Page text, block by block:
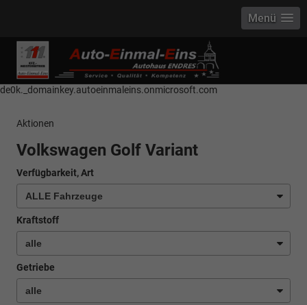
------------ Host Name : selector1._domainkey Points to address or value:
selector1-aee-de0k._domainkey.autoeinmaleins.onmicrosoft.com Host
Name : selector2._domainkey Points to address or value: selector2-aee-
de0k._domainkey.autoeinmaleins.onmicrosoft.com
Menü
Aktionen
Volkswagen Golf Variant
Verfügbarkeit, Art
Kraftstoff
Getriebe